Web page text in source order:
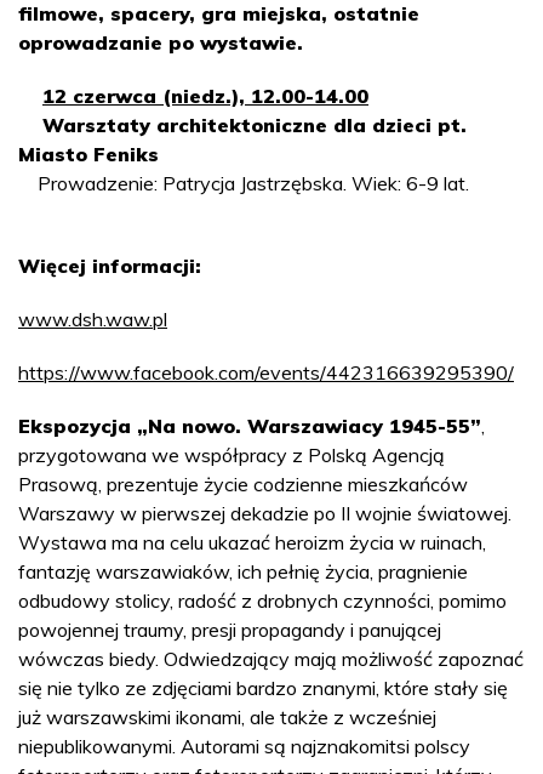
filmowe, spacery, gra miejska, ostatnie
oprowadzanie po wystawie.
12 czerwca (niedz.), 12.00-14.00
Warsztaty architektoniczne dla dzieci pt.
Miasto Feniks
Prowadzenie: Patrycja Jastrzębska. Wiek: 6-9 lat.
Więcej informacji:
www.dsh.waw.pl
https://www.facebook.com/events/442316639295390/
Ekspozycja „Na nowo. Warszawiacy 1945-55”,
przygotowana we współpracy z Polską Agencją
Prasową, prezentuje życie codzienne mieszkańców
Warszawy w pierwszej dekadzie po II wojnie światowej.
Wystawa ma na celu ukazać heroizm życia w ruinach,
fantazję warszawiaków, ich pełnię życia, pragnienie
odbudowy stolicy, radość z drobnych czynności, pomimo
powojennej traumy, presji propagandy i panującej
wówczas biedy. Odwiedzający mają możliwość zapoznać
się nie tylko ze zdjęciami bardzo znanymi, które stały się
już warszawskimi ikonami, ale także z wcześniej
niepublikowanymi. Autorami są najznakomitsi polscy